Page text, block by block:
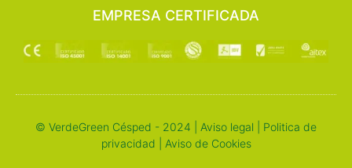
EMPRESA CERTIFICADA
© VerdeGreen Césped - 2024 | Aviso legal
Politica de
privacidad
Aviso de Cookies